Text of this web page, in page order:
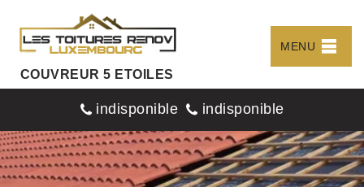
COUVREUR 5 ETOILES
MENU
indisponible indisponible